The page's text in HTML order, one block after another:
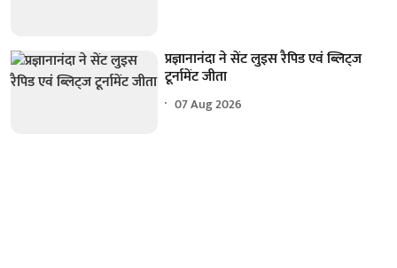
प्रज्ञानानंदा ने सेंट लुइस रैपिड एवं ब्लिट्ज
टूर्नामेंट जीता
07 Aug 2026